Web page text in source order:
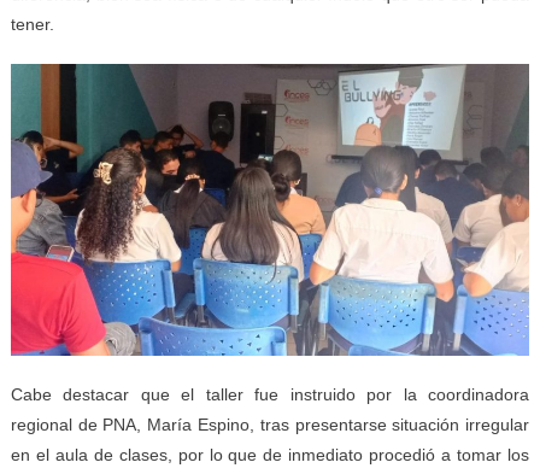
tener.
Cabe destacar que el taller fue instruido por la coordinadora
regional de PNA, María Espino, tras presentarse situación irregular
en el aula de clases, por lo que de inmediato procedió a tomar los